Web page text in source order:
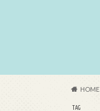
HOME
TAG